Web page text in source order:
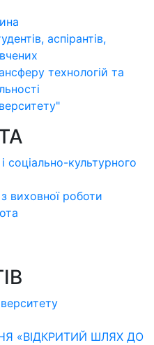
аспірантів,
технологій та
соціально-культурного
виховної роботи
«ВІДКРИТИЙ ШЛЯХ ДО